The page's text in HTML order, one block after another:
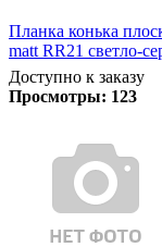
Планка конька
matt RR21 светло-
Доступно к заказу
Просмотры: 123